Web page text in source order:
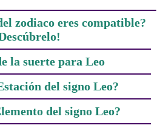
zodiaco eres compatible?
la suerte para Leo
del signo Leo?
del signo Leo?